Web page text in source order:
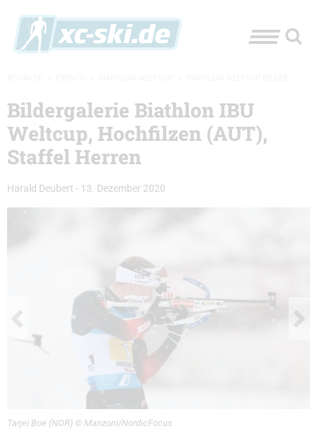
Bildergalerie Biathlon IBU
Weltcup, Hochfilzen (AUT),
Staffel Herren
Harald Deubert - 13. Dezember 2020
Tarjei Boe (NOR) © Manzoni/NordicFocus